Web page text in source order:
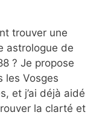
trouver une
astrologue de
? Je propose
les Vosges
et j’ai déjà aidé
la clarté et